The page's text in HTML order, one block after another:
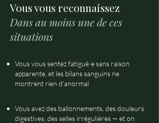
Vous vous reconnaissez
Dans au moins une de ces
situations
Vous vous sentez fatigué·e sans raison
apparente, et les bilans sanguins ne
montrent rien d'anormal
Vous avez des ballonnements, des douleurs
digestives, des selles irrégulières — et on